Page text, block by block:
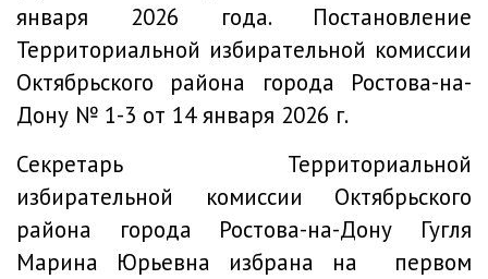
января 2026 года. Постановление
Территориальной избирательной комиссии
Октябрьского района города Ростова-на-
Дону № 1-3 от 14 января 2026 г.
Секретарь Территориальной
избирательной комиссии Октябрьского
района города Ростова-на-Дону Гугля
Марина Юрьевна избрана на первом